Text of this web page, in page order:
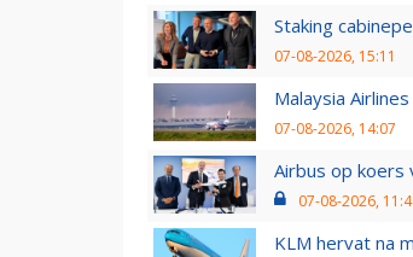
Staking
07-08-2026, 15:11
Malaysia
07-08-2026, 14:07
Airbus op
07-08-2026,
KLM hervat na